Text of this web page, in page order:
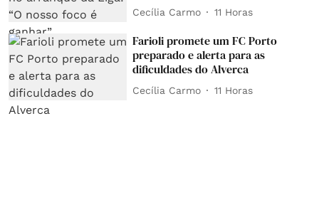
Cecília Carmo 11 Horas
Farioli promete um FC Porto
preparado e alerta para as
dificuldades do Alverca
Cecília Carmo 11 Horas